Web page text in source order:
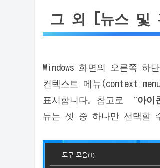
그 외 [뉴스 및
Windows 화면의 오른쪽 하
컨텍스트 메뉴(context
표시합니다. 참고로 “아이
뉴는 셋 중 하나만 선택할